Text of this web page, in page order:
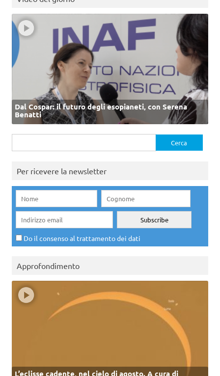
Dal Cospar: il futuro degli esopianeti, con Serena
Benatti
per:
Per ricevere la newsletter
Do il consenso al trattamento dei dati
Approfondimento
L’eclisse cadente, nel cielo di agosto. A cura di